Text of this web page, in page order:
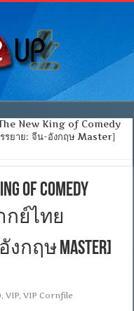
New King of Comedy
รยาย: จีน-อังกฤษ Master]
of Comedy
ากย์ไทย
งกฤษ Master]
,VIP,VIP Cornfile